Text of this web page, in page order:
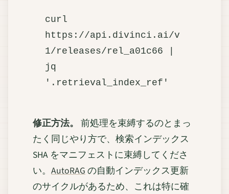
curl
https://api.divinci.ai/v
1/releases/rel_a01c66 |
jq
修正方法。 前処理を束縛するのとまっ
たく同じやり方で、検索インデックス
SHA をマニフェストに束縛してくださ
い。 AutoRAGの自動インデックス更新
のサイクルがあるため、これは特に確